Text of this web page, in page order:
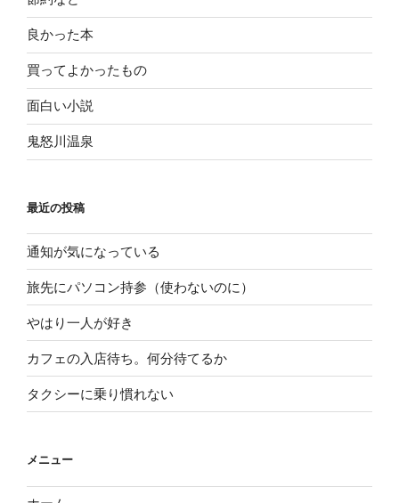
良かった本
買ってよかったもの
面白い小説
鬼怒川温泉
最近の投稿
通知が気になっている
旅先にパソコン持参（使わないのに）
やはり一人が好き
カフェの入店待ち。何分待てるか
タクシーに乗り慣れない
メニュー